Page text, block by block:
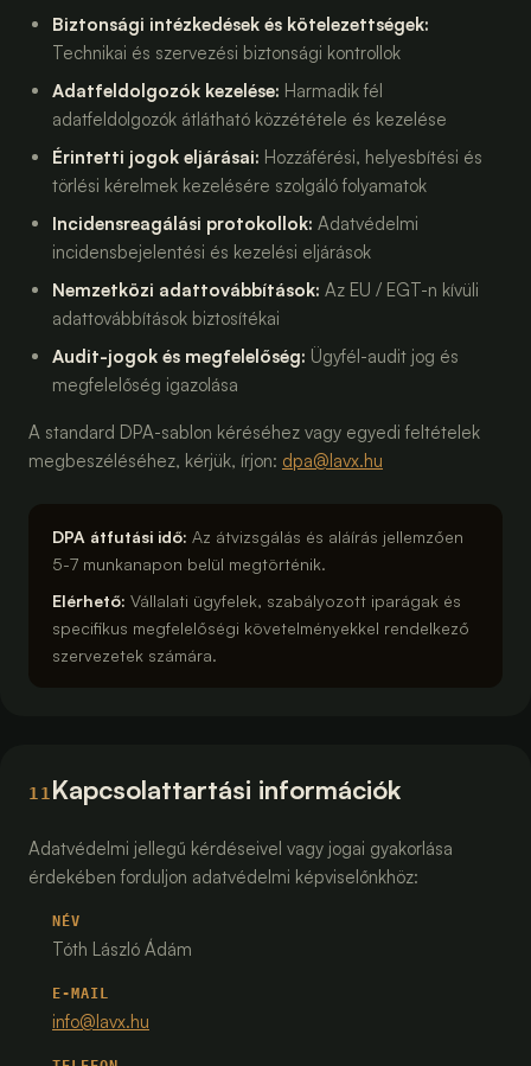
Biztonsági intézkedések és kötelezettségek:
Technikai és szervezési biztonsági kontrollok
Adatfeldolgozók kezelése: Harmadik fél
adatfeldolgozók átlátható közzététele és kezelése
Érintetti jogok eljárásai: Hozzáférési, helyesbítési és
törlési kérelmek kezelésére szolgáló folyamatok
Incidensreagálási protokollok: Adatvédelmi
incidensbejelentési és kezelési eljárások
Nemzetközi adattovábbítások: Az EU / EGT-n kívüli
adattovábbítások biztosítékai
Audit-jogok és megfelelőség: Ügyfél-audit jog és
megfelelőség igazolása
A standard DPA-sablon kéréséhez vagy egyedi feltételek
megbeszéléséhez, kérjük, írjon: dpa@lavx.hu
DPA átfutási idő: Az átvizsgálás és aláírás jellemzően
5-7 munkanapon belül megtörténik.
Elérhető: Vállalati ügyfelek, szabályozott iparágak és
specifikus megfelelőségi követelményekkel rendelkező
szervezetek számára.
11 Kapcsolattartási információk
Adatvédelmi jellegű kérdéseivel vagy jogai gyakorlása
érdekében forduljon adatvédelmi képviselőnkhöz:
NÉV
Tóth László Ádám
E-MAIL
info@lavx.hu